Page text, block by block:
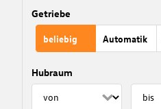
Getriebe
beliebig Automatik
Hubraum